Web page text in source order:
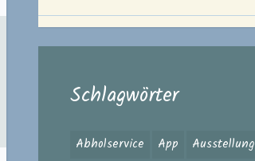
Schlagwörter
Abholservice App
Ausstellung